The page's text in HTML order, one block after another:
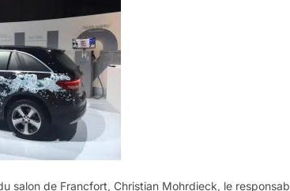
salon de Francfort, Christian Mohrdieck, le